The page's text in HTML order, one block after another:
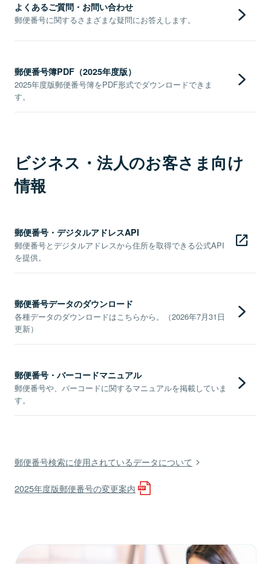
よくあるご質問・お問い合わせ
郵便番号に関するさまざまな疑問にお答えします。
郵便番号簿PDF（2025年度版）
2025年度版郵便番号簿をPDF形式でダウンロードできま
す。
ビジネス・法人のお客さま向け
情報
郵便番号・デジタルアドレスAPI
郵便番号とデジタルアドレスから住所を取得できる公式API
を提供。
郵便番号データのダウンロード
各種データのダウンロードはこちらから。（2026年7月31日
更新）
郵便番号・バーコードマニュアル
郵便番号や、バーコードに関するマニュアルを掲載していま
す。
郵便番号検索に使用されているデータについて
2025年度版郵便番号の変更案内